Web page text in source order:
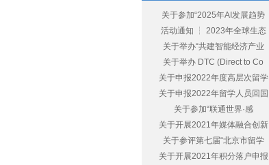
关于参加“2025年AI发展趋势
活动通知 ┆ 2023年全球生态
关于举办“共建智能经济产业
关于举办 DTC (Direct to Co
关于申报2022年度高层次留学
关于申报2022年留学人员回国
关于参加“联通世界·感
关于开展2021年媒体融合创新
关于参评第七届“北京市留学
关于开展2021年积分落户申报